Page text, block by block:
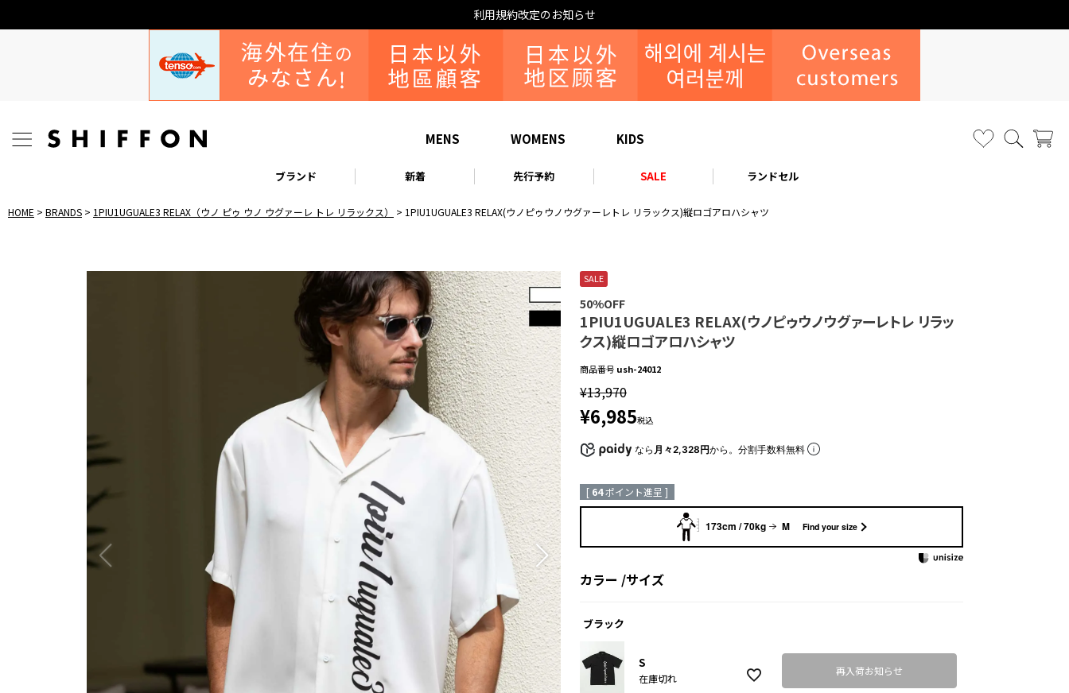
利用規約改定のお知らせ
MENS WOMENS KIDS
ブランド 新着 先行予約 SALE ランドセル
HOME BRANDS 1PIU1UGUALE3 RELAX（ウノ ピゥ ウノ ウグァーレ トレ リラックス） 1PIU1UGUALE3 RELAX(ウノピゥウノウグァーレトレ リラックス)縦ロゴアロハシャツ
SALE
50%OFF
1PIU1UGUALE3 RELAX(ウノピゥウノウグァーレトレ リラッ
クス)縦ロゴアロハシャツ
商品番号 ush-24012
¥13,970
¥6,985税込
なら 月々2,328円から。分割手数料無料
[ 64ポイント進呈 ]
173cm / 70kg M Find your size
カラー サイズ
ブラック
S
在庫切れ
再入荷お知らせ